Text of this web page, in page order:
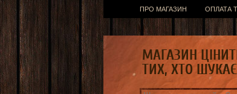
ПРО МАГАЗИН ОПЛАТА
МАГАЗИН
ТИХ, ХТО